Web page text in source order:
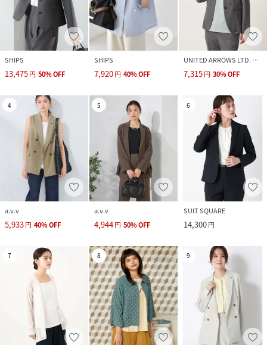
SHIPS
13,475円 50%OFF
SHIPS
7,920円 40%OFF
UNITED ARROWS LTD. OUTLET
7,315円 30%OFF
4
a.v.v
5,933円 40%OFF
5
a.v.v
4,944円 50%OFF
6
SUIT SQUARE
14,300円
7 8 9